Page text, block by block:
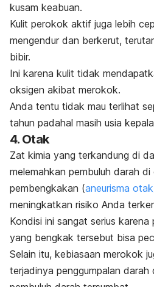
kusam keabuan.
Kulit perokok aktif juga lebih
mengendur dan berkerut,
bibir.
Ini karena kulit tidak
oksigen akibat merokok.
Anda tentu tidak mau terlihat
tahun padahal masih usia
4. Otak
Zat kimia yang terkandung di
melemahkan pembuluh darah
pembengkakan (aneurisma otak
meningkatkan risiko Anda
Kondisi ini sangat serius
yang bengkak tersebut bisa
Selain itu, kebiasaan merokok
terjadinya penggumpalan